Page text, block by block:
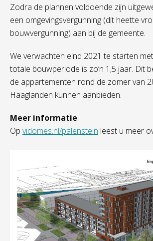
Zodra de plannen voldoende zijn
een omgevingsvergunning (dit heette
bouwvergunning) aan bij de gemeente.
We verwachten eind 2021 te starten
totale bouwperiode is zo’n 1,5 jaar. Dit
de appartementen rond de zomer van
Haaglanden kunnen aanbieden.
Meer informatie
Op vidomes.nl/palenstein leest u meer